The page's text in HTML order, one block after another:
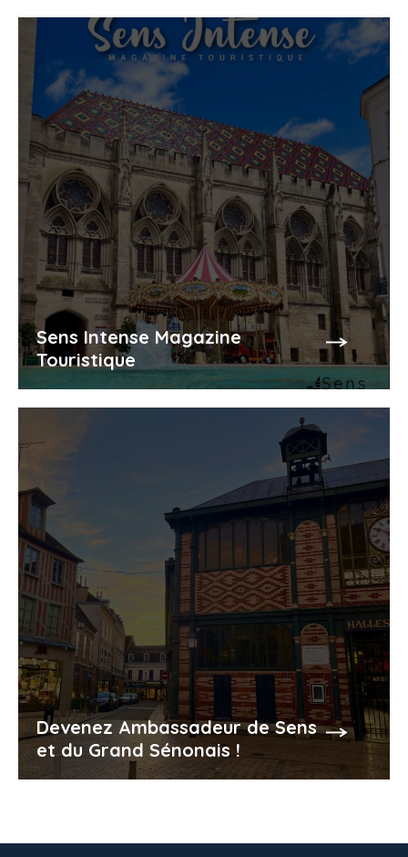
Sens Intense Magazine
Touristique
Devenez Ambassadeur de Sens
et du Grand Sénonais !